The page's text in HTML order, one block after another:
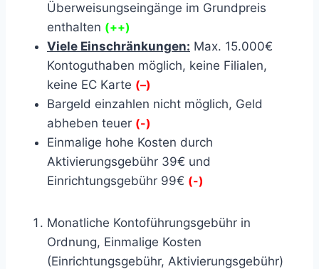
Überweisungseingänge im Grundpreis
enthalten (++)
Viele Einschränkungen: Max. 15.000€
Kontoguthaben möglich, keine Filialen,
keine EC Karte (–)
Bargeld einzahlen nicht möglich, Geld
abheben teuer (-)
Einmalige hohe Kosten durch
Aktivierungsgebühr 39€ und
Einrichtungsgebühr 99€ (-)
Monatliche Kontoführungsgebühr in
Ordnung, Einmalige Kosten
(Einrichtungsgebühr, Aktivierungsgebühr)